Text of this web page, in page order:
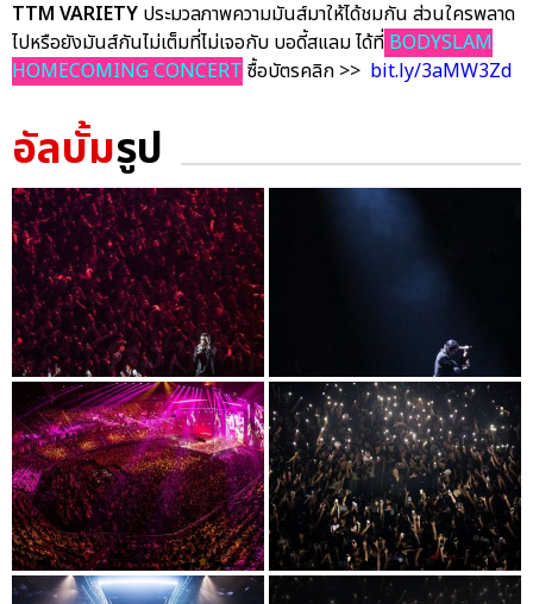
TTM VARIETY ประมวลภาพความมันส์มาให้ได้ชมกัน ส่วนใครพลาด
ไปหรือยังมันส์กันไม่เต็มที่ไม่เจอกับ บอดี้สแลม ได้ที่ BODYSLAM
HOMECOMING CONCERT ซื้อบัตรคลิก >> bit.ly/3aMW3Zd
อัลบั้มรูป